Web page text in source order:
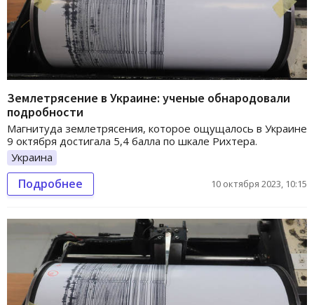
Землетрясение в Украине: ученые обнародовали
подробности
Магнитуда землетрясения, которое ощущалось в Украине
9 октября достигала 5,4 балла по шкале Рихтера.
Украина
Подробнее 10 октября 2023, 10:15